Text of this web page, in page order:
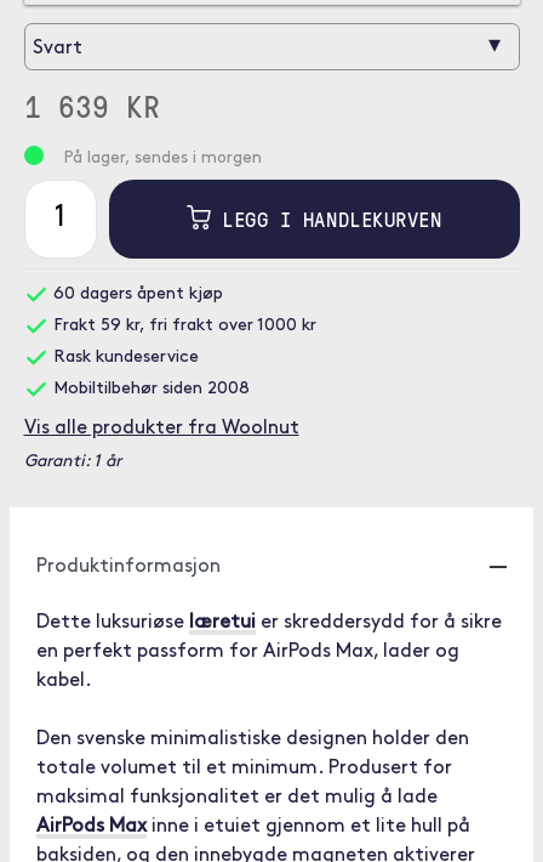
Svart ▾
1 639 KR
På lager, sendes i morgen
LEGG I HANDLEKURVEN
60 dagers åpent kjøp
Frakt 59 kr, fri frakt over 1000 kr
Rask kundeservice
Mobiltilbehør siden 2008
Vis alle produkter fra Woolnut
Garanti: 1 år
Produktinformasjon
Dette luksuriøse læretui er skreddersydd for å sikre
en perfekt passform for AirPods Max, lader og
kabel.
Den svenske minimalistiske designen holder den
totale volumet til et minimum. Produsert for
maksimal funksjonalitet er det mulig å lade
AirPods Maxinne i etuiet gjennom et lite hull på
baksiden, og den innebygde magneten aktiverer